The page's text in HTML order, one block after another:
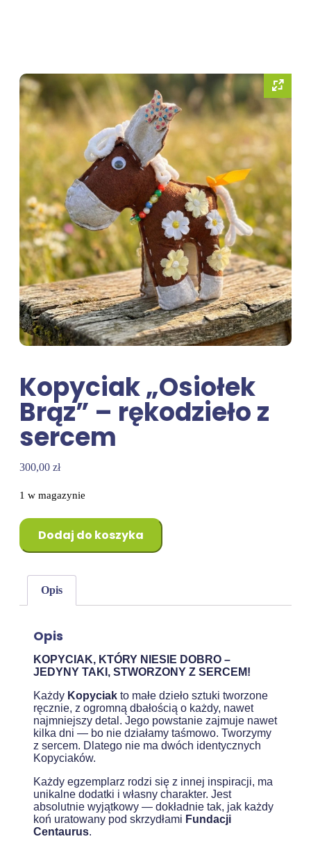
Kopyciak „Osiołek
Brąz” – rękodzieło z
sercem
300,00 zł
1 w magazynie
Dodaj do koszyka
Opis
Opis
KOPYCIAK, KTÓRY NIESIE DOBRO –
JEDYNY TAKI, STWORZONY Z SERCEM!
Każdy Kopyciak to małe dzieło sztuki tworzone
ręcznie, z ogromną dbałością o każdy, nawet
najmniejszy detal. Jego powstanie zajmuje nawet
kilka dni — bo nie działamy taśmowo. Tworzymy
z sercem. Dlatego nie ma dwóch identycznych
Kopyciaków.
Każdy egzemplarz rodzi się z innej inspiracji, ma
unikalne dodatki i własny charakter. Jest
absolutnie wyjątkowy — dokładnie tak, jak każdy
koń uratowany pod skrzydłami Fundacji
Centaurus.